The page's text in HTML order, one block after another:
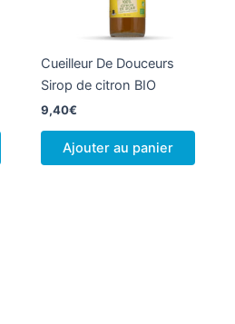
Cueilleur De Douceurs
Sirop de citron BIO
9,40€
Ajouter au panier